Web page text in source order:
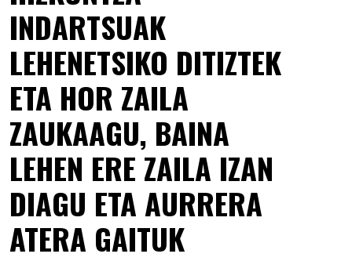
INDARTSUAK
LEHENETSIKO DITIZTEK
ETA HOR ZAILA
ZAUKAAGU, BAINA
LEHEN ERE ZAILA IZAN
DIAGU ETA AURRERA
ATERA GAITUK